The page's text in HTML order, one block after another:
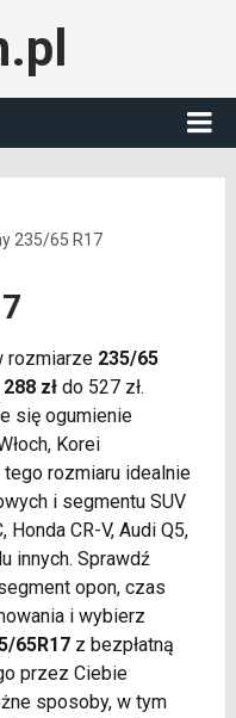
235/65 R17
rozmiarze 235/65
złdo 527 zł.
się ogumienie
Korei
tego rozmiaru idealnie
i segmentu SUV
CR-V, Audi Q5,
innych. Sprawdź
opon, czas
i wybierz
65R17z bezpłatną
przez Ciebie
sposoby, w tym